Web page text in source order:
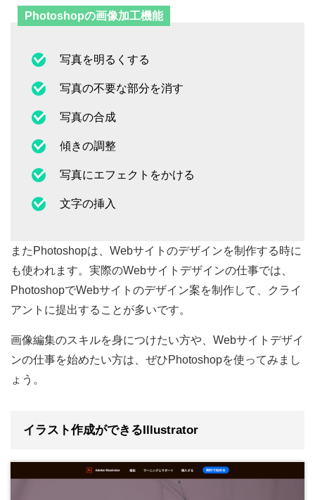
Photoshopの画像加工機能
写真を明るくする
写真の不要な部分を消す
写真の合成
傾きの調整
写真にエフェクトをかける
文字の挿入
またPhotoshopは、Webサイトのデザインを制作する時に
も使われます。実際のWebサイトデザインの仕事では、
PhotoshopでWebサイトのデザイン案を制作して、クライ
アントに提出することが多いです。
画像編集のスキルを身につけたい方や、Webサイトデザイ
ンの仕事を始めたい方は、ぜひPhotoshopを使ってみまし
ょう。
イラスト作成ができるIllustrator